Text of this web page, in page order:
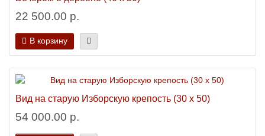
22 500.00 р.
В корзину
Вид на старую Изборскую крепость (30 х 50)
54 000.00 р.